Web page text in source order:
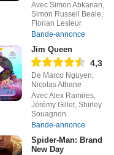
Avec Simon Abkarian,
Simon Russell Beale,
Florian Lesieur
Bande-annonce
Jim Queen
4,3
De Marco Nguyen,
Nicolas Athane
Avec Alex Ramires,
Jérémy Gillet, Shirley
Souagnon
Bande-annonce
Spider-Man: Brand
New Day